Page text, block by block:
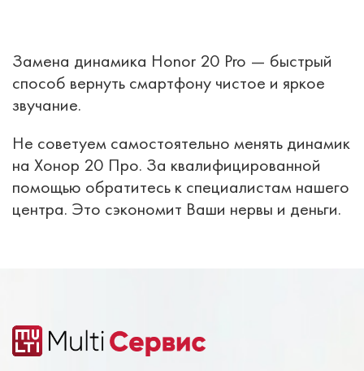
Замена динамика Honor 20 Pro — быстрый
способ вернуть смартфону чистое и яркое
звучание.
Не советуем самостоятельно менять динамик
на Хонор 20 Про. За квалифицированной
помощью обратитесь к специалистам нашего
центра. Это сэкономит Ваши нервы и деньги.